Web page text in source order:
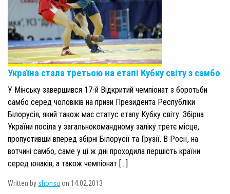
Україна стала третьою на етапі Кубку світу з самбо
У Мінську завершився 17-й Відкритий чемпіонат з боротьби
самбо серед чоловіків на призи Президента Республіки
Білорусія, який також має статус етапу Кубку світу. Збірна
України посіла у загальнокомандному заліку третє місце,
пропустивши вперед збірні Білорусії та Грузії. В Росії, на
вотчині самбо, саме у ці ж дні проходила першість країни
серед юнаків, а також чемпіонат […]
Written by shonsu on 14.02.2013